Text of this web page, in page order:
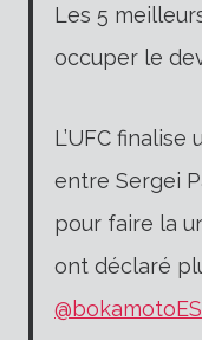
Les 5
occuper le
L’UFC
entre Sergei
pour faire la
ont déclaré